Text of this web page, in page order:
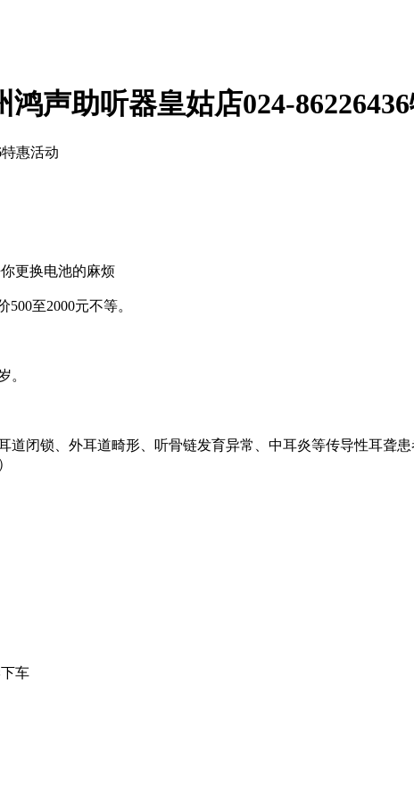
鸿声助听器皇姑店024-
惠活动
更换电池的麻烦
至2000元不等。
。
闭锁、外耳道畸形、听骨链发育异常、中耳炎等传导性耳聋
车